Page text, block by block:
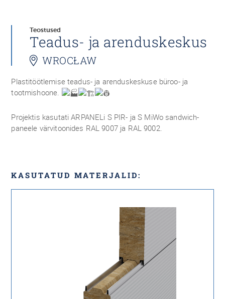
Teostused
Teadus- ja arenduskeskus
WROCŁAW
Plastitöötlemise teadus- ja arenduskeskuse büroo- ja
tootmishoone.
Projektis kasutati ARPANELi S PIR- ja S MiWo sandwich-
paneele värvitoonides RAL 9007 ja RAL 9002.
KASUTATUD MATERJALID: